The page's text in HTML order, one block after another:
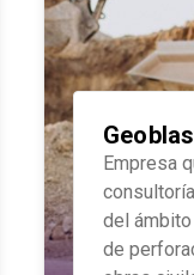
Empresa
del
de